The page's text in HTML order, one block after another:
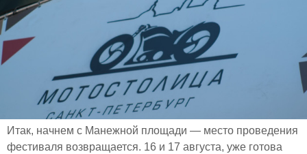
Итак, начнем с Манежной площади — место проведения
фестиваля возвращается. 16 и 17 августа, уже готова